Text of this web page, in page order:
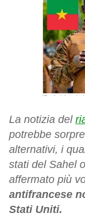
La notizia del
potrebbe
alternativi, i
stati del Sahel
affermato più
antifrancese
Stati Uniti.